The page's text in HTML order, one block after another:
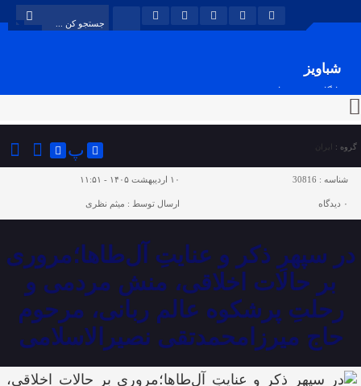
شباویز
پایگاه خبری شباویز
گروه : پ
شناسه : 30816 ۱۰ اردیبهشت ۱۴۰۵ - ۱۱:۵۱
۰ دیدگاه ارسال توسط : میثم نظری
در سپهرِ ذکر و عنایتِ آل‌طاها؛مروری
بر حالات اخلاقی، منش مردمی و
رحلتِ پرشکوه عالم ربانی، مرحوم
حاج میرزامحمدتقی نصیرالاسلامی